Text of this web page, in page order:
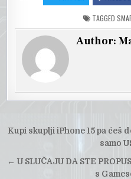
TAGGED
Author:
Post
navigation
Kupi skuplji iPhone 15 pa ćeš
samo
← U SLUČAJU DA STE
s